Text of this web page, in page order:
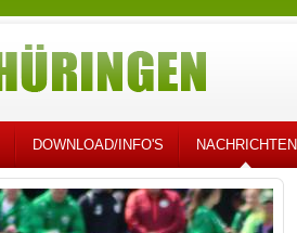
DOWNLOAD/INFO'S NACHRICHTEN